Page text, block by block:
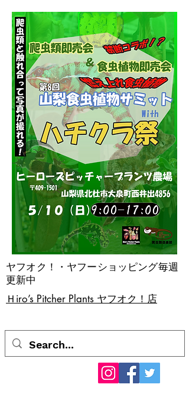
​Ｈiro’s Pitcher Plants ヤフオク！店
ヤフオク！・ヤフーショッピング毎週
更新中